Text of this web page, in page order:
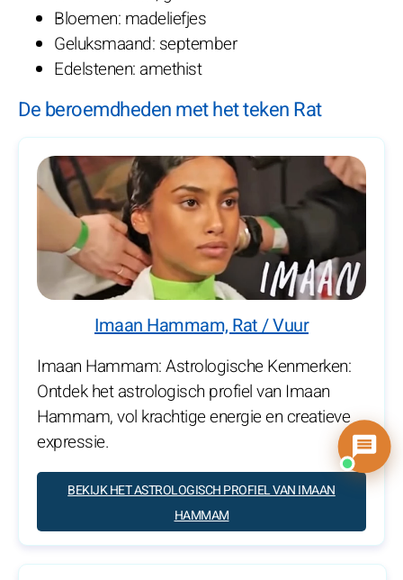
Bloemen: madeliefjes
Geluksmaand: september
Edelstenen: amethist
De beroemdheden met het teken Rat
Imaan Hammam, Rat / Vuur
Imaan Hammam: Astrologische Kenmerken:
Ontdek het astrologisch profiel van Imaan
Hammam, vol krachtige energie en creatieve
expressie.
BEKIJK HET ASTROLOGISCH PROFIEL VAN IMAAN
HAMMAM